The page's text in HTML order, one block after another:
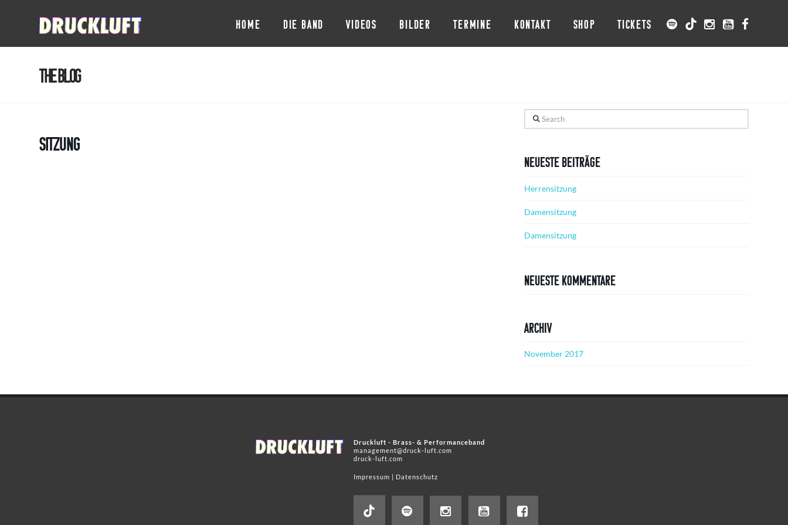
HOME DIE BAND VIDEOS BILDER TERMINE KONTAKT SHOP TICKETS
The Blog
Sitzung
Search
Neueste Beiträge
Herrensitzung
Damensitzung
Damensitzung
Neueste Kommentare
Archiv
November 2017
Druckluft - Brass- & Performanceband
management@druck-luft.com
druck-luft.com
Impressum | Datenschutz